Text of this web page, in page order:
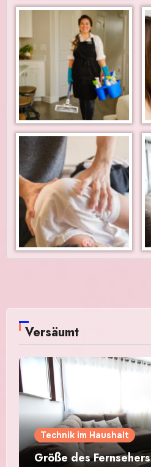
Versäumt
Technik im Haushalt
Größe des Fernsehers